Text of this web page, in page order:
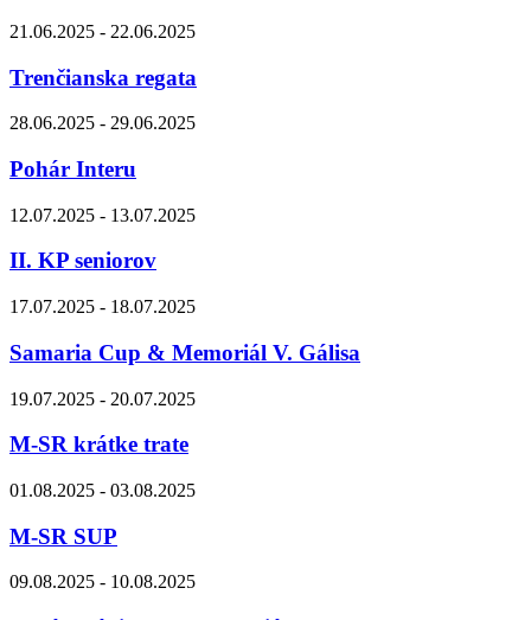
21.06.2025 - 22.06.2025
Trenčianska regata
28.06.2025 - 29.06.2025
Pohár Interu
12.07.2025 - 13.07.2025
II. KP seniorov
17.07.2025 - 18.07.2025
Samaria Cup & Memoriál V. Gálisa
19.07.2025 - 20.07.2025
M-SR krátke trate
01.08.2025 - 03.08.2025
M-SR SUP
09.08.2025 - 10.08.2025